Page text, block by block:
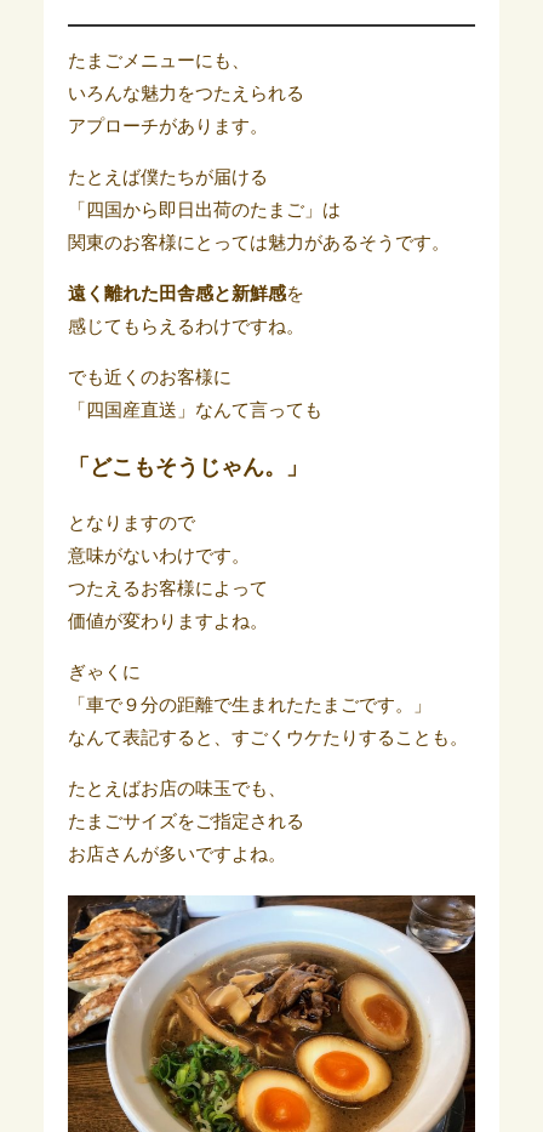
たまごメニューにも、
いろんな魅力をつたえられる
アプローチがあります。
たとえば僕たちが届ける
「四国から即日出荷のたまご」は
関東のお客様にとっては魅力があるそうです。
遠く離れた田舎感と新鮮感を
感じてもらえるわけですね。
でも近くのお客様に
「四国産直送」なんて言っても
「どこもそうじゃん。」
となりますので
意味がないわけです。
つたえるお客様によって
価値が変わりますよね。
ぎゃくに
「車で９分の距離で生まれたたまごです。」
なんて表記すると、すごくウケたりすることも。
たとえばお店の味玉でも、
たまごサイズをご指定される
お店さんが多いですよね。